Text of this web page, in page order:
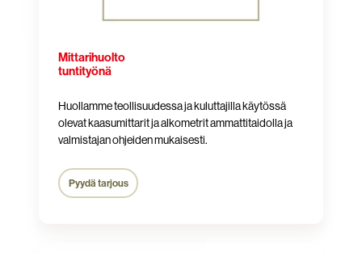
Mittarihuolto
tuntityönä
Huollamme teollisuudessa ja kuluttajilla käytössä
olevat kaasumittarit ja alkometrit ammattitaidolla ja
valmistajan ohjeiden mukaisesti.
Pyydä tarjous